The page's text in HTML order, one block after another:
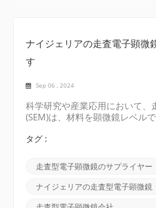
ナイジェリアの走査電子顕微
す
Sep 06 , 2024
科学研究や産業応用において、
(SEM)は、材料を顕微鏡レベル
ジェリア
タグ :
走査型電子顕微鏡のサプライヤー
ナイジェリアの走査型電子顕微鏡